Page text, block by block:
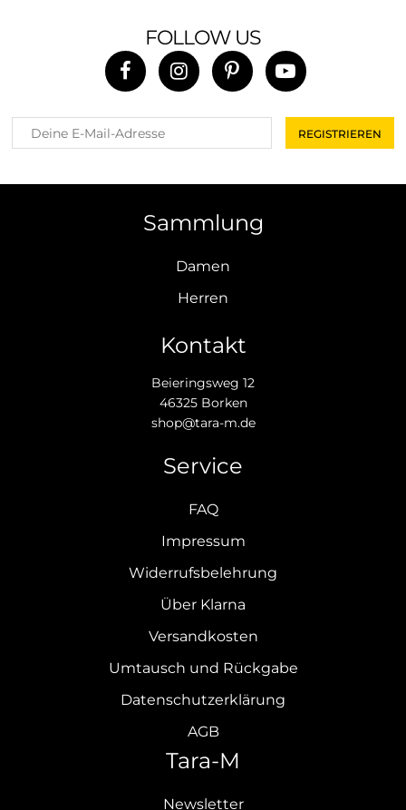
FOLLOW US
Sammlung
Damen
Herren
Kontakt
Beieringsweg 12
46325 Borken
shop@tara-m.de
Service
FAQ
Impressum
Widerrufsbelehrung
Über Klarna
Versandkosten
Umtausch und Rückgabe
Datenschutzerklärung
AGB
Tara-M
Newsletter